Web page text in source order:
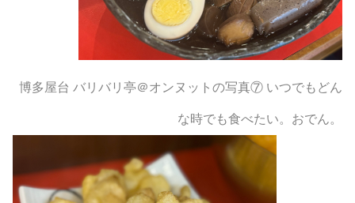
博多屋台 バリバリ亭＠オンヌットの写真⑦ いつでもどん
な時でも食べたい。おでん。